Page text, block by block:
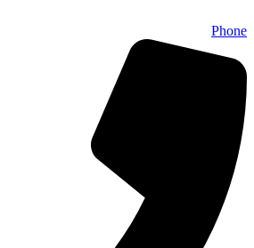
Phone